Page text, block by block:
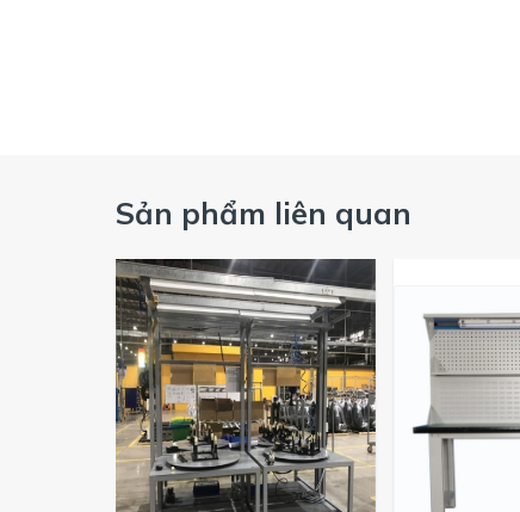
Sản phẩm liên quan